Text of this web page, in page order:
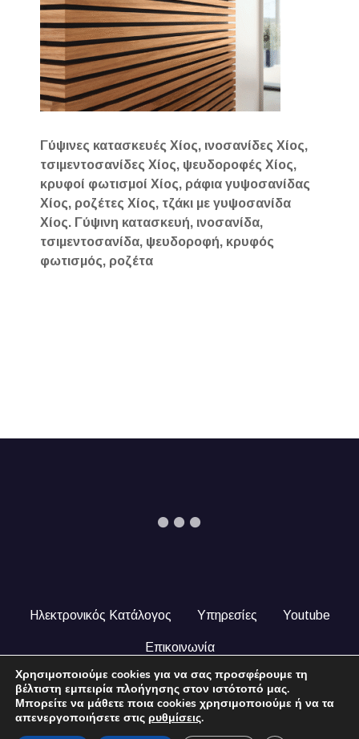
Γύψινες κατασκευές Χίος, ινοσανίδες Χίος,
τσιμεντοσανίδες Χίος, ψευδοροφές Χίος,
κρυφοί φωτισμοί Χίος, ράφια γυψοσανίδας
Χίος, ροζέτες Χίος, τζάκι με γυψοσανίδα
Χίος. Γύψινη κατασκευή, ινοσανίδα,
τσιμεντοσανίδα, ψευδοροφή, κρυφός
φωτισμός, ροζέτα
Ηλεκτρονικός Κατάλογος Υπηρεσίες Youtube
Επικοινωνία
© 2024 COPYRIGHT ILEKTRONIKOSKATALOGOS.GR. ALL
RIGHTS RESERVED.
Χρησιμοποιούμε cookies για να σας προσφέρουμε τη
βέλτιστη εμπειρία πλοήγησης στον ιστότοπό μας.
Μπορείτε να μάθετε ποια cookies χρησιμοποιούμε ή να τα
απενεργοποιήσετε στις ρυθμίσεις.